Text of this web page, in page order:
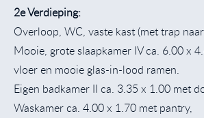
2e Verdieping:
Overloop, WC, vaste kast (met trap
Mooie, grote slaapkamer IV ca. 6.00 x
vloer en mooie glas-in-lood ramen.
Eigen badkamer II ca. 3.35 x 1.00 met
Waskamer ca. 4.00 x 1.70 met pantry,